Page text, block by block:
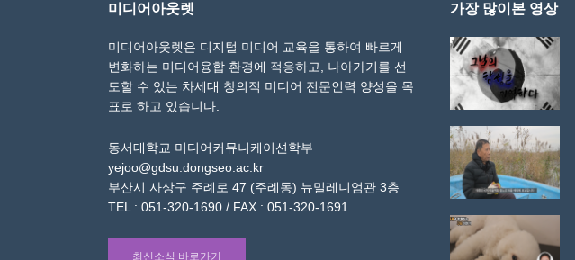
미디어아웃렛
미디어아웃렛은 디지털 미디어 교육을 통하여 빠르게
변화하는 미디어융합 환경에 적응하고, 나아가기를 선
도할 수 있는 차세대 창의적 미디어 전문인력 양성을 목
표로 하고 있습니다.
동서대학교 미디어커뮤니케이션학부
yejoo@gdsu.dongseo.ac.kr
부산시 사상구 주례로 47 (주례동) 뉴밀레니엄관 3층
TEL : 051-320-1690 / FAX : 051-320-1691
최신소식 바로가기
가장 많이본 영상